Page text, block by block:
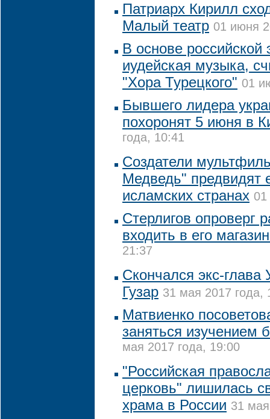
Патриарх Кирилл
Малый театр 01 июня
В основе российской
иудейская музыка,
"Хора Турецкого" 01
Бывшего лидера
похоронят 5 июня в
года, 10:41
Создатели
Медведь" предвидят
исламских странах
Стерлигов опроверг
входить в его
21:37
Скончался экс-
Гузар 31 мая 2017 года,
Матвиенко
заняться изучением
мая 2017 года, 19:00
"Российская
церковь" лишилась
храма в России 31